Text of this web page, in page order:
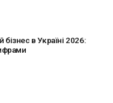
в Україні 2026: